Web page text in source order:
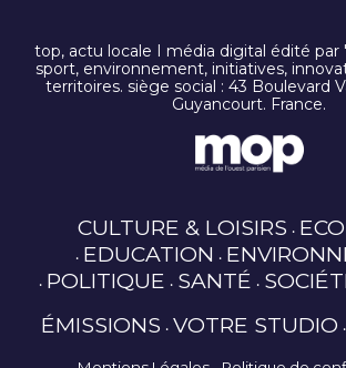
top, actu locale I média digital édité par
sport, environnement, initiatives,
territoires. siège social : 43 Boulevard
Guyancourt. France.
CULTURE & LOISIRS
EDUCATION
POLITIQUE SANTÉ
ÉMISSIONS VOTRE STUDIO